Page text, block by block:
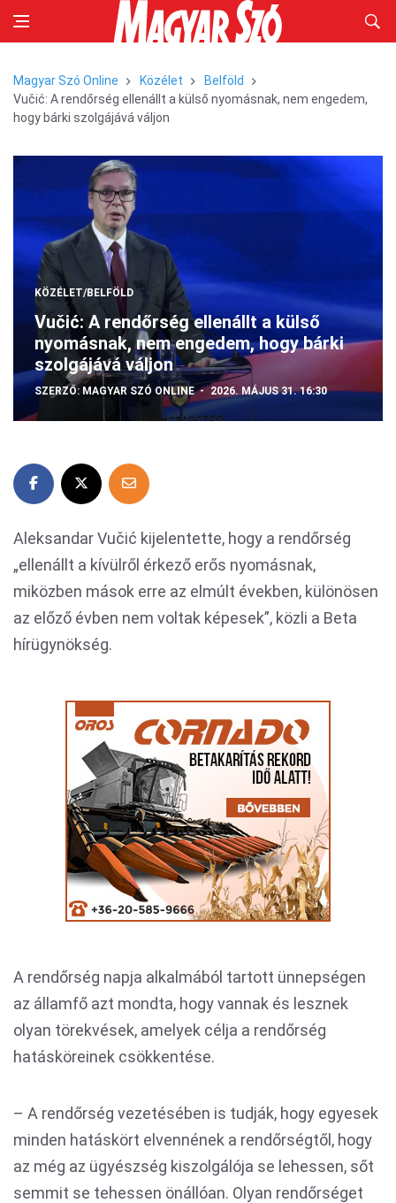
Magyar Szó Online Közélet
Belföld
Vučić: A rendőrség ellenállt a külső nyomásnak, nem engedem,
hogy bárki szolgájává váljon
KÖZÉLET/BELFÖLD
Vučić: A rendőrség ellenállt a külső
nyomásnak, nem engedem, hogy bárki
szolgájává váljon
SZERZŐ: MAGYAR SZÓ ONLINE 2026. MÁJUS 31. 16:30
Aleksandar Vučić kijelentette, hogy a rendőrség
„ellenállt a kívülről érkező erős nyomásnak,
miközben mások erre az elmúlt években, különösen
az előző évben nem voltak képesek”, közli a Beta
hírügynökség.
A rendőrség napja alkalmából tartott ünnepségen
az államfő azt mondta, hogy vannak és lesznek
olyan törekvések, amelyek célja a rendőrség
hatásköreinek csökkentése.
– A rendőrség vezetésében is tudják, hogy egyesek
minden hatáskört elvennének a rendőrségtől, hogy
az még az ügyészség kiszolgálója se lehessen, sőt
semmit se tehessen önállóan. Olyan rendőrséget